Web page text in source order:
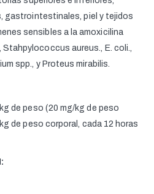
gastrointestinales, piel y tejidos
sensibles a la amoxicilina
aureus., E. coli.,
spp., y Proteus mirabilis.
de peso (20 mg/kg de peso
de peso corporal, cada 12 horas